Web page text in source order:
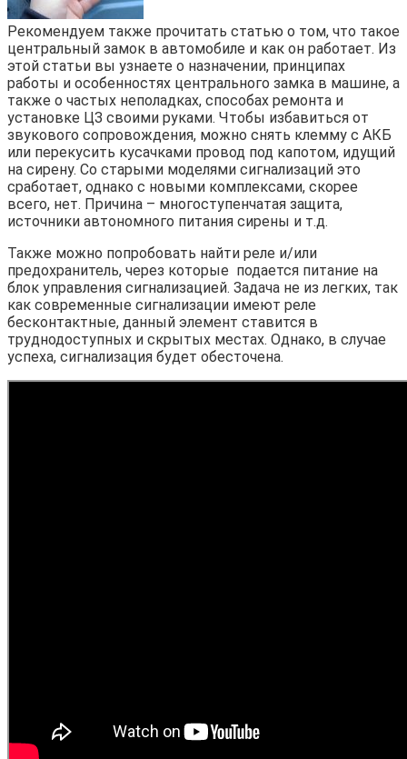
Рекомендуем также прочитать статью о том, что такое
центральный замок в автомобиле и как он работает. Из
этой статьи вы узнаете о назначении, принципах
работы и особенностях центрального замка в машине, а
также о частых неполадках, способах ремонта и
установке ЦЗ своими руками. Чтобы избавиться от
звукового сопровождения, можно снять клемму с АКБ
или перекусить кусачками провод под капотом, идущий
на сирену. Со старыми моделями сигнализаций это
сработает, однако с новыми комплексами, скорее
всего, нет. Причина – многоступенчатая защита,
источники автономного питания сирены и т.д.
Также можно попробовать найти реле и/или
предохранитель, через которые подается питание на
блок управления сигнализацией. Задача не из легких, так
как современные сигнализации имеют реле
бесконтактные, данный элемент ставится в
труднодоступных и скрытых местах. Однако, в случае
успеха, сигнализация будет обесточена.